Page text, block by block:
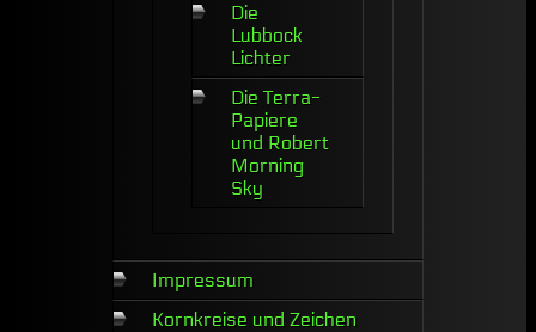
Die
Lubbock
Lichter
Die Terra-
Papiere
und Robert
Morning
Sky
Impressum
Kornkreise und Zeichen